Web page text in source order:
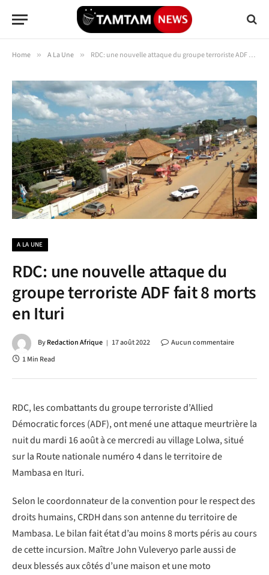
Home » A La Une » RDC: une nouvelle attaque du groupe terroriste ADF fait 8 morts en Ituri
A LA UNE
RDC: une nouvelle attaque du
groupe terroriste ADF fait 8 morts
en Ituri
ByRedaction Afrique 17 août 2022
Aucun commentaire
1 Min Read
RDC, les combattants du groupe terroriste d’Allied
Démocratic forces (ADF), ont mené une attaque meurtrière la
nuit du mardi 16 août à ce mercredi au village Lolwa, situé
sur la Route nationale numéro 4 dans le territoire de
Mambasa en Ituri.
Selon le coordonnateur de la convention pour le respect des
droits humains, CRDH dans son antenne du territoire de
Mambasa. Le bilan fait état d’au moins 8 morts péris au cours
de cette incursion. Maître John Vuleveryo parle aussi de
deux blessés aux côtés d’une maison et une moto